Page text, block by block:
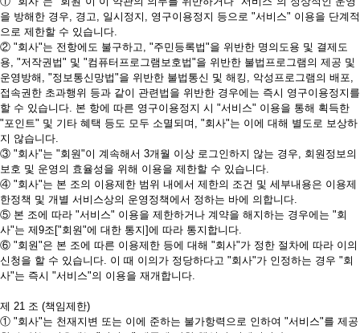
을 방해한 경우, 경고, 일시정지, 영구이용정지 등으로 "서비스" 이용을 단계적
으로 제한할 수 있습니다.
② "회사"는 전항에도 불구하고, "주민등록법"을 위반한 명의도용 및 결제도
용, "저작권법" 및 "컴퓨터프로그램보호법"을 위반한 불법프로그램의 제공 및
운영방해, "정보통신망법"을 위반한 불법통신 및 해킹, 악성프로그램의 배포,
접속권한 초과행위 등과 같이 관련법을 위반한 경우에는 즉시 영구이용정지를
할 수 있습니다. 본 항에 따른 영구이용정지 시 "서비스" 이용을 통해 획득한
"포인트" 및 기타 혜택 등도 모두 소멸되며, "회사"는 이에 대해 별도로 보상하
지 않습니다.
③ "회사"는 "회원"이 계속해서 3개월 이상 로그인하지 않는 경우, 회원정보의
보호 및 운영의 효율성을 위해 이용을 제한할 수 있습니다.
④ "회사"는 본 조의 이용제한 범위 내에서 제한의 조건 및 세부내용은 이용제
한정책 및 개별 서비스상의 운영정책에서 정하는 바에 의합니다.
⑤ 본 조에 따라 "서비스" 이용을 제한하거나 계약을 해지하는 경우에는 "회
사"는 제9조["회원"에 대한 통지]에 따라 통지합니다.
⑥ "회원"은 본 조에 따른 이용제한 등에 대해 "회사"가 정한 절차에 따라 이의
신청을 할 수 있습니다. 이 때 이의가 정당하다고 "회사"가 인정하는 경우 "회
사"는 즉시 "서비스"의 이용을 재개합니다.
제 21 조 (책임제한)
① "회사"는 천재지변 또는 이에 준하는 불가항력으로 인하여 "서비스"를 제공